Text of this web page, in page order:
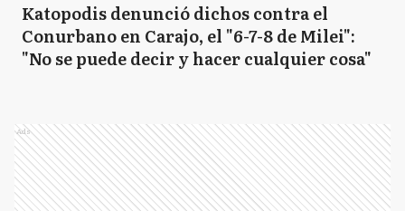
Katopodis denunció dichos contra el
Conurbano en Carajo, el "6-7-8 de Milei":
"No se puede decir y hacer cualquier cosa"
Ads